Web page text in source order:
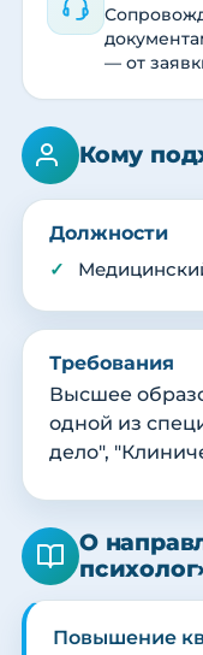
— от
Кому
Должности
Требования
Высшее
одной из
дело",
О
Повышение